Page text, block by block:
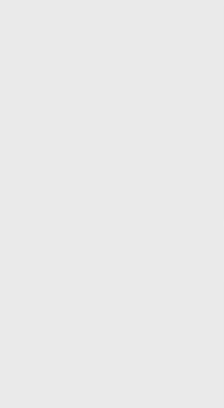
فساد و اختلاس اموال
واهی و کذب محض